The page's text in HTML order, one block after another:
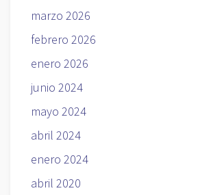
marzo 2026
febrero 2026
enero 2026
junio 2024
mayo 2024
abril 2024
enero 2024
abril 2020